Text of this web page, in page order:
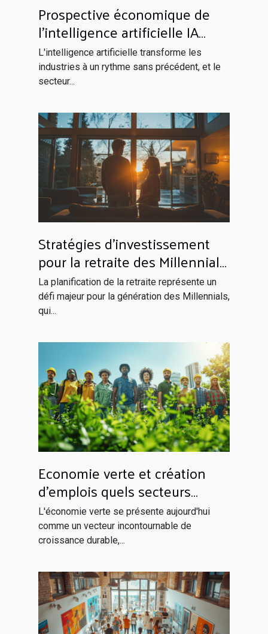
Prospective économique de
l'intelligence artificielle IA
dans le secteur bancaire
avantages et défis
L'intelligence artificielle transforme les
industries à un rythme sans précédent, et le
secteur...
Stratégies d'investissement
pour la retraite des Millennials
en 2023 Tendance et
opportunités
La planification de la retraite représente un
défi majeur pour la génération des Millennials,
qui...
Economie verte et création
d'emplois quels secteurs
seront les champions de la
croissance écologique
L'économie verte se présente aujourd'hui
comme un vecteur incontournable de
croissance durable,...